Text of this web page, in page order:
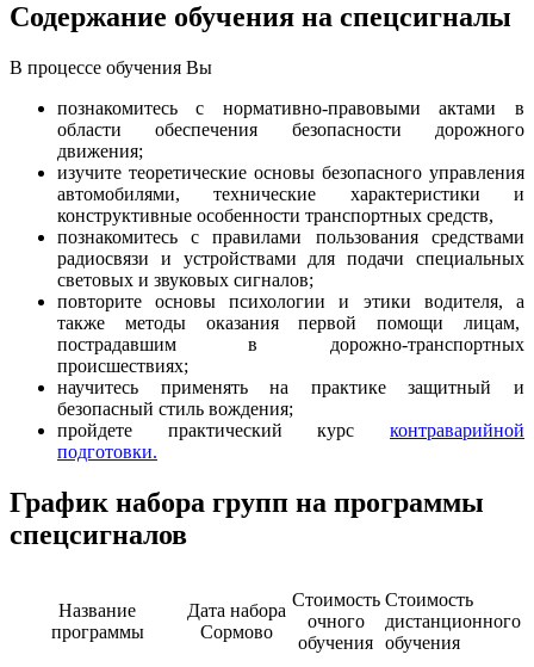
Содержание обучения на спецсигналы
В процессе обучения Вы
познакомитесь с нормативно-правовыми актами в
области обеспечения безопасности дорожного
движения;
изучите теоретические основы безопасного управления
автомобилями, технические характеристики и
конструктивные особенности транспортных средств,
познакомитесь с правилами пользования средствами
радиосвязи и устройствами для подачи специальных
световых и звуковых сигналов;
повторите основы психологии и этики водителя, а
также методы оказания первой помощи лицам,
пострадавшим в дорожно-транспортных
происшествиях;
научитесь применять на практике защитный и
безопасный стиль вождения;
пройдете практический курс
контраварийной
подготовки.
График набора групп на программы
спецсигналов
Название
программы
Дата набора
Сормово
Стоимость
очного
обучения
Стоимость
дистанционного
обучения